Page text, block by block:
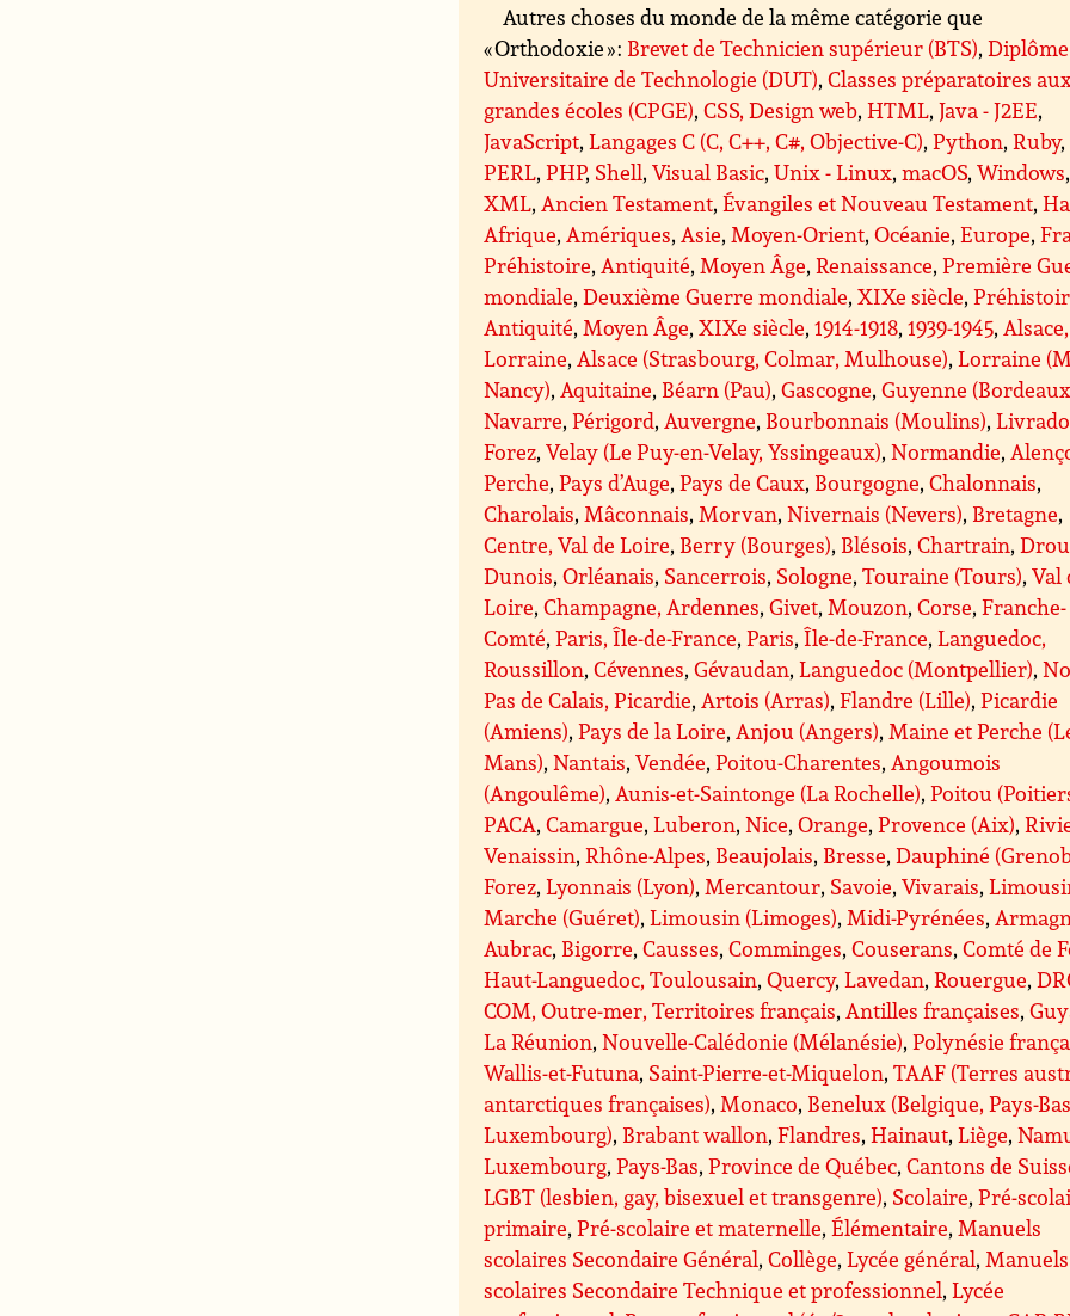
Autres choses du monde de la même catégorie que
« Orthodoxie » : Brevet de Technicien supérieur (BTS),Diplôme
Universitaire de Technologie (DUT),Classes préparatoires aux
grandes écoles (CPGE),CSS, Design web,HTML,Java - J2EE,
JavaScript,Langages C (C, C++, C#, Objective-C),Python,Ruby,
PERL,PHP, Shell,Visual Basic,Unix - Linux,macOS,Windows,
XML, Ancien Testament,Évangiles et Nouveau Testament,
Afrique, Amériques, Asie, Moyen-Orient,Océanie,Europe,
Préhistoire, Antiquité, Moyen Âge,Renaissance,Première
mondiale,Deuxième Guerre mondiale,XIXe siècle,
Antiquité, Moyen Âge,XIXe siècle,1914-1918,1939-1945, Alsace,
Lorraine, Alsace (Strasbourg, Colmar, Mulhouse),Lorraine
Nancy), Aquitaine, Béarn (Pau),Gascogne,Guyenne
Navarre,Périgord, Auvergne, Bourbonnais (Moulins),
Forez,Velay (Le Puy-en-Velay, Yssingeaux),Normandie,
Perche,Pays d’Auge,Pays de Caux, Bourgogne,Chalonnais,
Charolais, Mâconnais, Morvan,Nivernais (Nevers), Bretagne,
Centre, Val de Loire, Berry (Bourges), Blésois,Chartrain,
Dunois,Orléanais, Sancerrois, Sologne,Touraine (Tours),Val
Loire,Champagne, Ardennes,Givet, Mouzon,Corse,Franche-
Comté,Paris, Île-de-France,Paris,Île-de-France,Languedoc,
Roussillon,Cévennes,Gévaudan,Languedoc (Montpellier),
Pas de Calais, Picardie, Artois (Arras),Flandre (Lille),Picardie
(Amiens),Pays de la Loire, Anjou (Angers), Maine et Perche
Mans),Nantais,Vendée,Poitou-Charentes, Angoumois
(Angoulême), Aunis-et-Saintonge (La Rochelle),Poitou
PACA,Camargue,Luberon,Nice,Orange,Provence (Aix),
Venaissin,Rhône-Alpes, Beaujolais, Bresse,Dauphiné
Forez,Lyonnais (Lyon), Mercantour, Savoie,Vivarais,
Marche (Guéret),Limousin (Limoges), Midi-Pyrénées,
Aubrac, Bigorre,Causses,Comminges,Couserans,Comté de
Haut-Languedoc, Toulousain,Quercy,Lavedan,Rouergue,
COM, Outre-mer, Territoires français, Antilles françaises,
La Réunion,Nouvelle-Calédonie (Mélanésie),Polynésie
Wallis-et-Futuna, Saint-Pierre-et-Miquelon,TAAF (Terres
antarctiques françaises), Monaco, Benelux (Belgique, Pays-
Luxembourg), Brabant wallon,Flandres,Hainaut,Liège,
Luxembourg,Pays-Bas,Province de Québec,Cantons de
LGBT (lesbien, gay, bisexuel et transgenre), Scolaire,Pré-
primaire,Pré-scolaire et maternelle,Élémentaire, Manuels
scolaires Secondaire Général,Collège,Lycée général, Manuels
scolaires Secondaire Technique et professionnel,Lycée